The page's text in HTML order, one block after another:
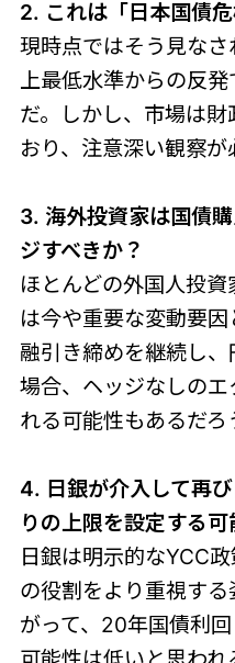
2. これは「日本国債
現時点ではそう見な
上最低水準からの反
だ。しかし、市場は
おり、注意深い観察が
3. 海外投資家は国債
ジすべきか？
ほとんどの外国人投
は今や重要な変動要
融引き締めを継続し
場合、ヘッジなしの
れる可能性もあるだろ
4. 日銀が介入して再び
りの上限を設定する可
日銀は明示的なYCC
の役割をより重視す
がって、20年国債利